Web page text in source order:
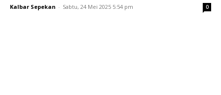
Kalbar Sepekan - Sabtu, 24 Mei 2025 5:54 pm 0